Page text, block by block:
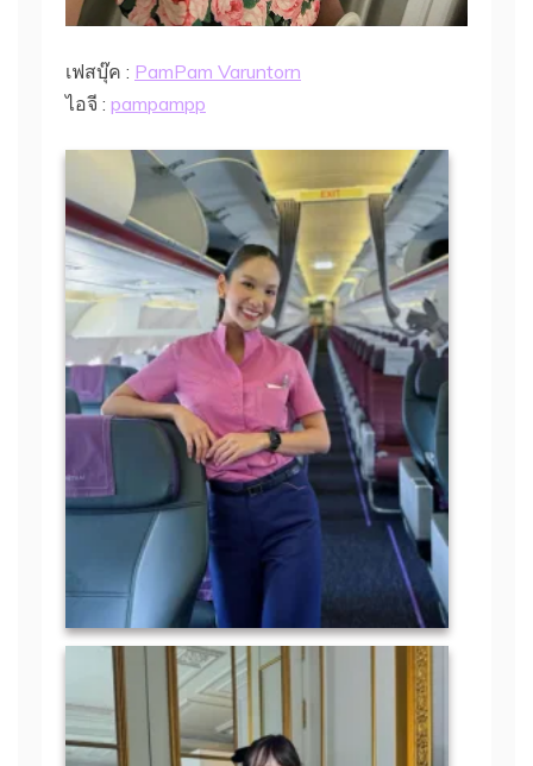
เฟสบุ๊ค : PamPam Varuntorn
ไอจี : pampampp